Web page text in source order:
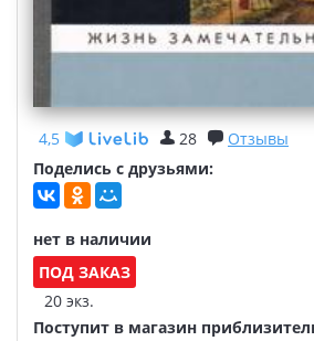
4,5 28
Отзывы
Поделись с друзьями:
нет в наличии
ПОД ЗАКАЗ
20 экз.
Поступит в магазин